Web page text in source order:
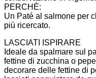
PERCHÉ:
Un Paté al salmone per
più ricercato.
LASCIATI ISPIRARE
Ideale da spalmare sul
fettine di zucchina o
decorare delle fettine di